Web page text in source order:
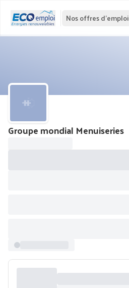
Nos offres d'emploi
Groupe mondial Menuiseries